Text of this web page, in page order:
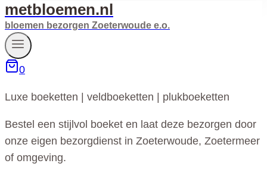
metbloemen.nl
bloemen bezorgen Zoeterwoude e.o.
0
Luxe boeketten | veldboeketten | plukboeketten
Bestel een stijlvol boeket en laat deze bezorgen door
onze eigen bezorgdienst in Zoeterwoude, Zoetermeer
of omgeving.